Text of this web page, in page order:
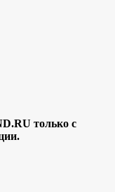
только с